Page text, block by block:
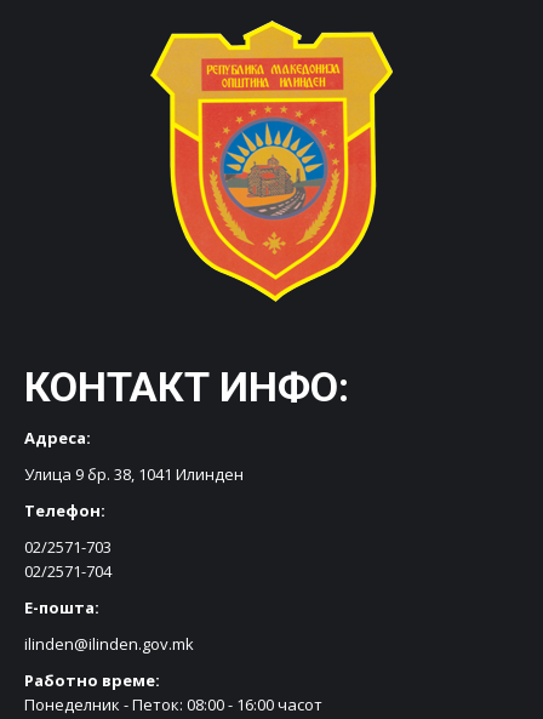
КОНТАКТ ИНФО:
Адреса:
Улица 9 бр. 38, 1041 Илинден
Телефон:
02/2571-703
02/2571-704
Е-пошта:
ilinden@ilinden.gov.mk
Работно време:
Понеделник - Петок: 08:00 - 16:00 часот